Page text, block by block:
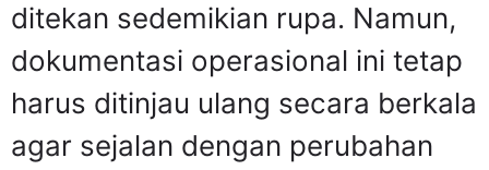
ditekan sedemikian rupa. Namun,
dokumentasi operasional ini tetap
harus ditinjau ulang secara berkala
agar sejalan dengan perubahan